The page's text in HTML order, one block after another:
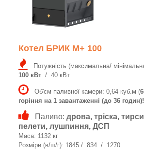
Котел БРИК M+ 100
Потужність (максимальна/
100 кВт / 40 кВт
Об'єм паливної камери: 0,64 куб.м (
горіння на 1 завантаженні (до 36
Паливо: дрова, тріска,
пелети, лушпиння, ДСП
Маса: 1132 кг
Розміри (в/ш/г): 1845 / 834 / 1270